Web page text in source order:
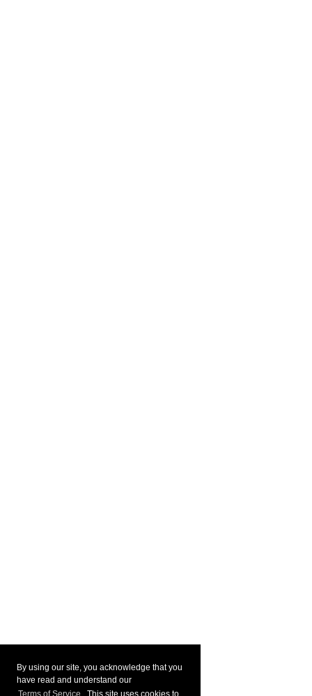
By using our site, you acknowledge that you
have read and understand our